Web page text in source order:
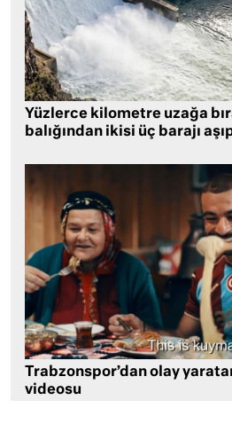
Yüzlerce kilometre uzağa
balığından ikisi üç barajı
Trabzonspor’dan olay
videosu